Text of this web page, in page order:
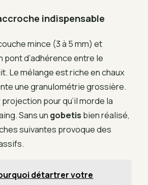
indispensable
mince (3 à 5 mm) et
pont d’adhérence entre le
Le mélange est riche en chaux
une granulométrie grossière.
projection pour qu’il morde la
Sans un gobetis bien réalisé,
suivantes provoque des
détartrer votre